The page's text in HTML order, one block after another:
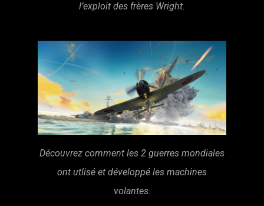
l’exploit des frères Wright.
Découvrez comment les 2 guerres mondiales
ont utlisé et développé les machines
volantes.